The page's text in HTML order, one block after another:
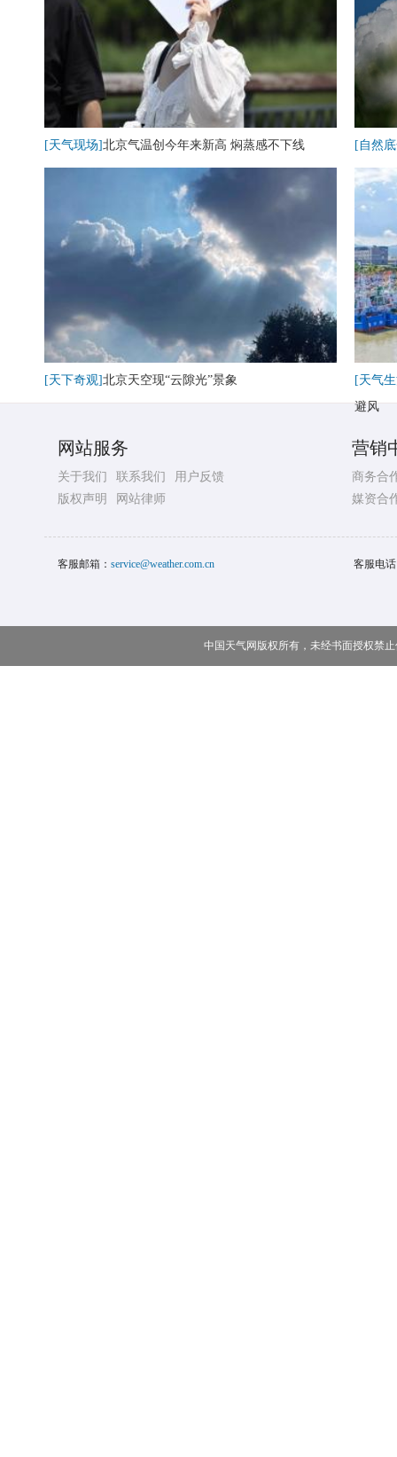
[天气现场]北京气温创今年来新高 焖蒸感不下线 [自然
[天下奇观]北京天空现“云隙光”景象
[天气
避风
网站服务
关于我们 联系我们
用户反馈
版权声明
网站律师
营销
商务合
媒资合
客服邮箱： service@weather.com.cn 客服电
中国天气网版权所有，未经书面授权